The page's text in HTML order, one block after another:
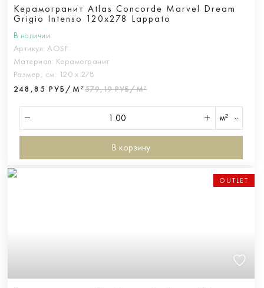
Керамогранит Atlas Concorde Marvel Dream
Grigio Intenso 120x278 Lappato
В наличии
Артикул: AOSF
Материал: Керамогранит
Размер, см: 120 х 278
248,85 РУБ/М²579,19 РУБ/М²
м²
В корзину
OUTLET